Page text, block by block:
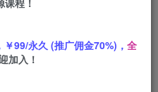
￥99/永久 (推广佣金70%)， 全
加入！